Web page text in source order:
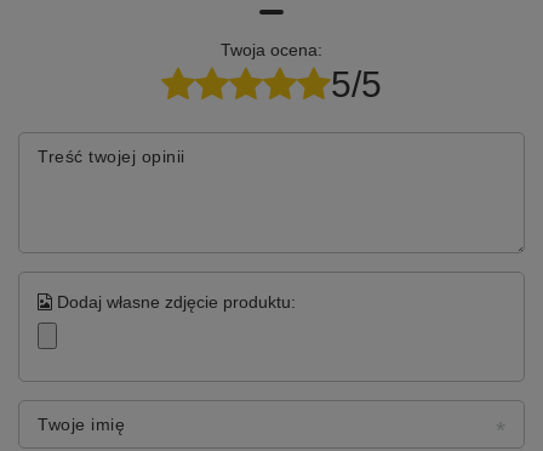
Twoja ocena:
5/5
Treść twojej opinii
Dodaj własne zdjęcie produktu:
Twoje imię